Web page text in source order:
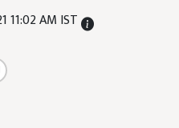
11:02 AM IST